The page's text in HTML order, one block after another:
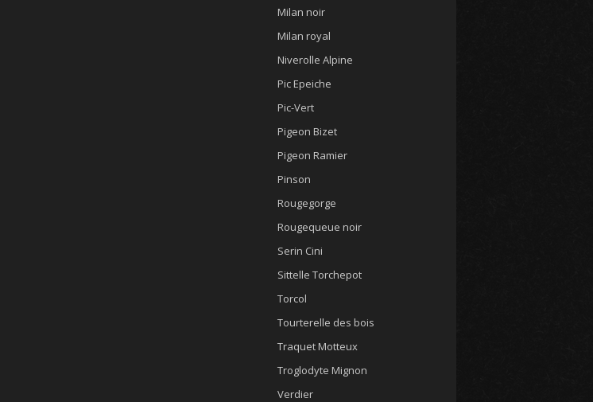
Milan noir
Milan royal
Niverolle Alpine
Pic Epeiche
Pic-Vert
Pigeon Bizet
Pigeon Ramier
Pinson
Rougegorge
Rougequeue noir
Serin Cini
Sittelle Torchepot
Torcol
Tourterelle des bois
Traquet Motteux
Troglodyte Mignon
Verdier